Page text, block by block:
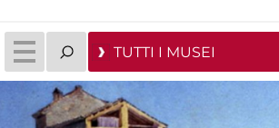
TUTTI I MUSEI